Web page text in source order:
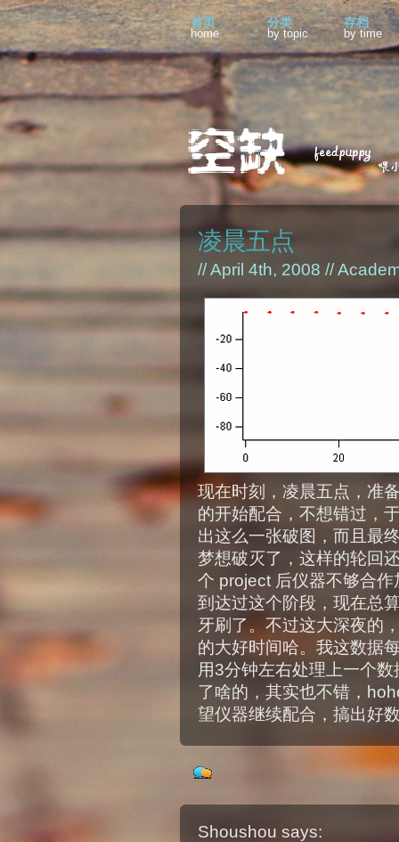
首页
home
分类
by topic
存档
by time
凌晨五点
// April 4th, 2008 //
现在时刻，凌晨五点，准
的开始配合，不想错过，
出这么一张破图，而且最
梦想破灭了，这样的轮回
个 project 后仪器不够合
到达过这个阶段，现在总
牙刷了。不过这大深夜的
的大好时间哈。我这数据
用3分钟左右处理上一个
了啥的，其实也不错，
望仪器继续配合，搞出好
Shoushou says: